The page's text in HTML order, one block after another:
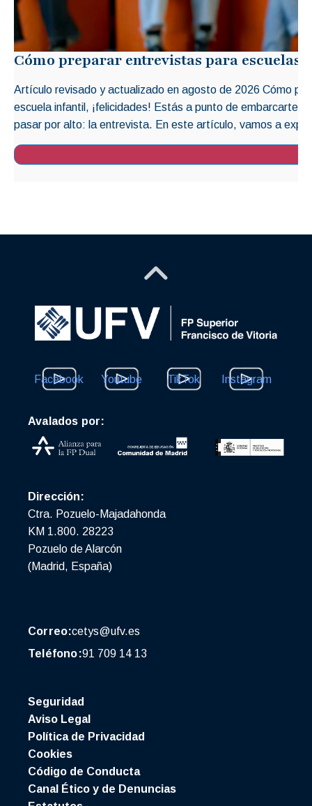
Cómo preparar entrevistas para escuelas
Artículo revisado y actualizado en agosto de 2026 Cómo
escuela infantil, ¡felicidades! Estás a punto de embarcarte
pasar por alto: la entrevista. En este artículo, vamos a
Facebook Youtube TikTok Instagram
Avalados por:
Dirección:
Ctra. Pozuelo-Majadahonda
KM 1.800. 28223
Pozuelo de Alarcón
(Madrid, España)
Correo:cetys@ufv.es
Teléfono:91 709 14 13
Seguridad
Aviso Legal
Política de Privacidad
Cookies
Código de Conducta
Canal Ético y de Denuncias